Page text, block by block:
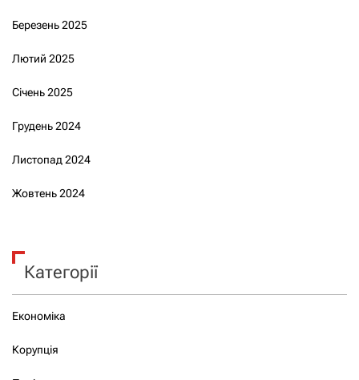
Березень 2025
Лютий 2025
Січень 2025
Грудень 2024
Листопад 2024
Жовтень 2024
Категорії
Економіка
Корупція